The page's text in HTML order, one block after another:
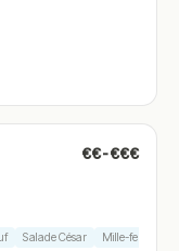
€€-€€€
Salade César Mille-feuille